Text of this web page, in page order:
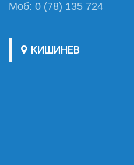
Моб: 0 (78) 135 724
КИШИНЕВ